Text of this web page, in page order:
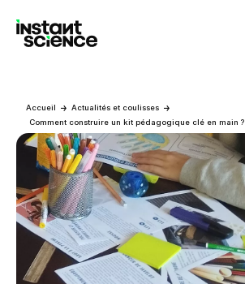
Accueil
Actualités et coulisses
Comment construire un kit pédagogique clé en main ?